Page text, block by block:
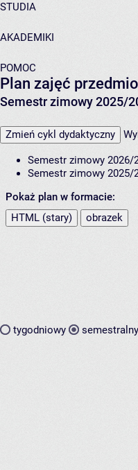
STUDIA
AKADEMIKI
POMOC
Plan zajęć
Semestr zimowy 2025/
Zmień cykl dydaktyczny
Semestr zimowy 2026/
Semestr zimowy 2025/
Pokaż plan w formacie:
HTML (stary)
obrazek
tygodniowy semestralny